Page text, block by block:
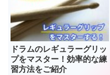
ドラムのレギュラーグリッ
プをマスター！効率的な練
習方法をご紹介